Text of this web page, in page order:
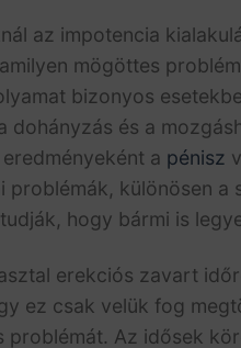
az impotencia
mögöttes
bizonyos
dohányzás és a
a pénisz
problémák, különösen
hogy bármi is
erekciós zavart
ez csak velük fog
problémát. Az idősek